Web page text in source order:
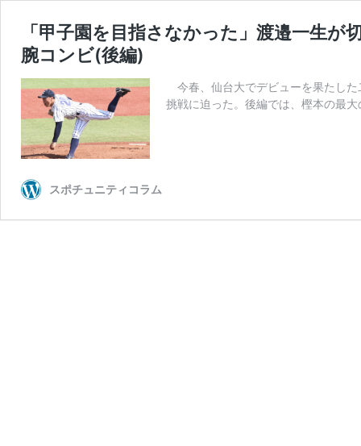
「甲子園を目指さなかった」渡邉一生が
腕コンビ(後編)
今春、仙台大でデビューを果たし
挑戦に迫った。後編では、樫本の最
スポチュニティコラム